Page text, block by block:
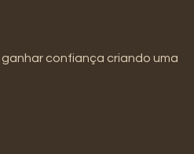
confiança criando uma